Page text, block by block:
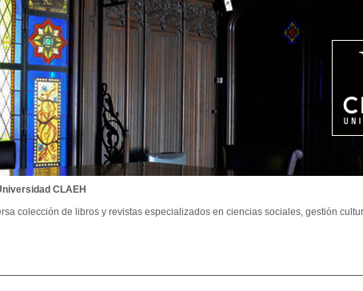
CLAEH
colección de libros y revistas especializados en ciencias sociales, gestión